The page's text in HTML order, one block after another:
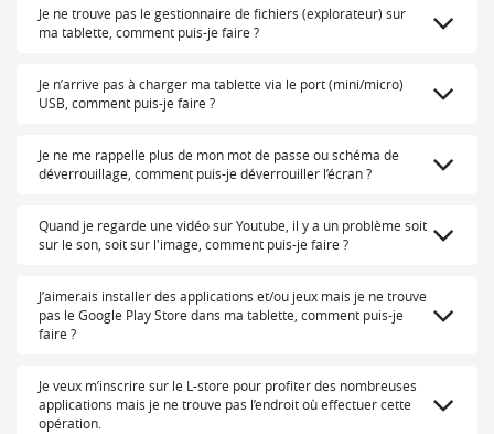
Je ne trouve pas le gestionnaire de fichiers (explorateur) sur
ma tablette, comment puis-je faire ?
Je n’arrive pas à charger ma tablette via le port (mini/micro)
USB, comment puis-je faire ?
Je ne me rappelle plus de mon mot de passe ou schéma de
déverrouillage, comment puis-je déverrouiller l’écran ?
Quand je regarde une vidéo sur Youtube, il y a un problème soit
sur le son, soit sur l'image, comment puis-je faire ?
J’aimerais installer des applications et/ou jeux mais je ne trouve
pas le Google Play Store dans ma tablette, comment puis-je
faire ?
Je veux m’inscrire sur le L-store pour profiter des nombreuses
applications mais je ne trouve pas l’endroit où effectuer cette
opération.